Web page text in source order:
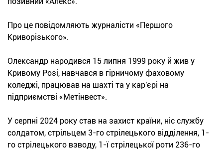
Про це повідомляють журналісти «Першого
Криворізького».
Олександр народився 15 липня 1999 року й жив у
Кривому Розі, навчався в гірничому фаховому
коледжі, працював на шахті та у кар'єрі на
підприємстві «Метінвест».
У серпні 2024 року став на захист країни, ніс службу
солдатом, стрільцем 3-го стрілецького відділення, 1-
го стрілецького взводу, 1-ї стрілецької роти 236-го